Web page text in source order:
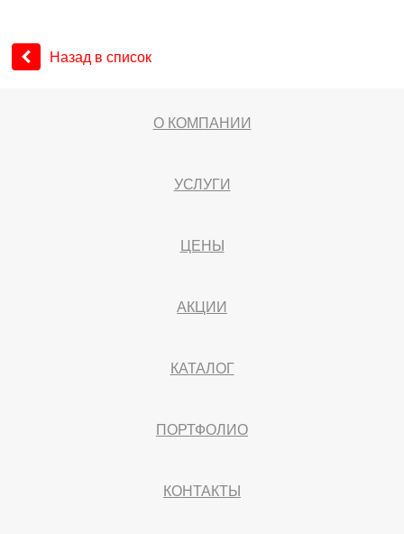
Назад в список
О КОМПАНИИ
УСЛУГИ
ЦЕНЫ
АКЦИИ
КАТАЛОГ
ПОРТФОЛИО
КОНТАКТЫ